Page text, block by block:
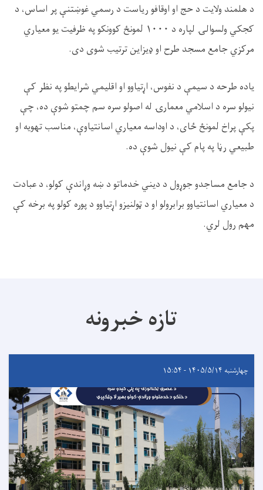
د هلمند ولایت د حج او اوقافو ریاست د رسمي غوښتنې پر اساس، د
کجکي ولسوالۍ لپاره د ۱۰۰۰ لمونځ کوونکو په ظرفیت یو معیاري
مرکزي جامع مسجد طرح او ډیزاین ترتیب شوی دی.
یاده طرحه د سیمې د نفوس، اړتیاوو او اقلیمي شرایطو په نظر کې
نیولو سره د اسلامي معمارۍ له اصولو سره سم چمتو شوې ده، چې
پکې پراخ لمونځ ‌ځای، د اوداسه معیاري اسانتیاوې، مناسب تهویه او
طبیعي رڼا په پام کې نیول شوې ده.
د جامع مساجدو جوړول د دیني خدماتو د ښه وړاندې کولو، د عبادت
د معیاري اسانتیاوو برابرولو او د ټولنیزو اړتیاوو د پوره کولو په برخه کې
مهم رول لري.
تازه خبرونه
چهارشنبه ۱۴۰۵/۵/۱۴ - ۱۵:۵۴